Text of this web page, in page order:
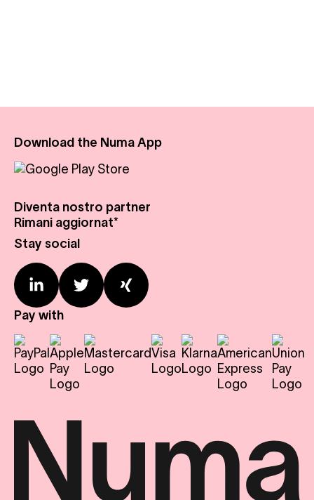
Download the Numa App
Diventa nostro partner
Chi siamo
Strutture
Ampliamento
Rimani aggiornat*
Press Center
Calendario eventi
Contattaci
Stay social
Pay with